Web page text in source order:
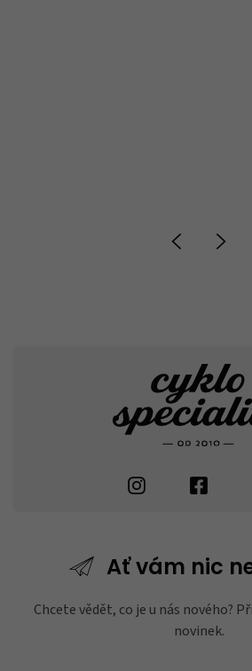
Ať vám nic
Chcete vědět, co je u nás nového?
novinek.